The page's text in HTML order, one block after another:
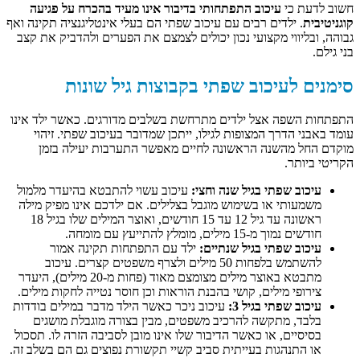
חשוב לדעת כי עיכוב התפתחותי בדיבור אינו מעיד בהכרח על פגיעה
קוגניטיבית. ילדים רבים עם עיכוב שפתי הם בעלי אינטליגנציה תקינה ואף
גבוהה, ובליווי מקצועי נכון יכולים לצמצם את הפערים ולהדביק את קצב
בני גילם.
סימנים לעיכוב שפתי בקבוצות גיל שונות
התפתחות השפה אצל ילדים מתרחשת בשלבים מדורגים. כאשר ילד אינו
עומד באבני הדרך המצופות לגילו, ייתכן שמדובר בעיכוב שפתי. זיהוי
מוקדם החל מהשנה הראשונה לחיים מאפשר התערבות יעילה בזמן
הקריטי ביותר.
עיכוב שפתי בגיל שנה וחצי: עיכוב עשוי להתבטא בהיעדר מלמול
משמעותי או בשימוש מוגבל בצלילים. אם ילדכם אינו מפיק מילה
ראשונה עד גיל 12 עד 15 חודשים, ואוצר המילים שלו בגיל 18
חודשים נמוך מ-15 מילים, מומלץ להתייעץ עם מומחה.
עיכוב שפתי בגיל שנתיים: ילד עם התפתחות תקינה אמור
להשתמש בלפחות 50 מילים ולצרף משפטים קצרים. עיכוב
מתבטא באוצר מילים מצומצם מאוד (פחות מ-20 מילים), היעדר
צירופי מילים, קושי בהבנת הוראות וכן חוסר נטייה לחקות מילים.
עיכוב שפתי בגיל 3:
עיכוב ניכר כאשר הילד מדבר במילים בודדות
בלבד, מתקשה להרכיב משפטים, מבין בצורה מוגבלת מושגים
בסיסיים, או כאשר הדיבור שלו אינו מובן לסביבה הזרה לו. תסכול
או התנהגות בעייתית סביב קשיי תקשורת נפוצים גם הם בשלב זה.